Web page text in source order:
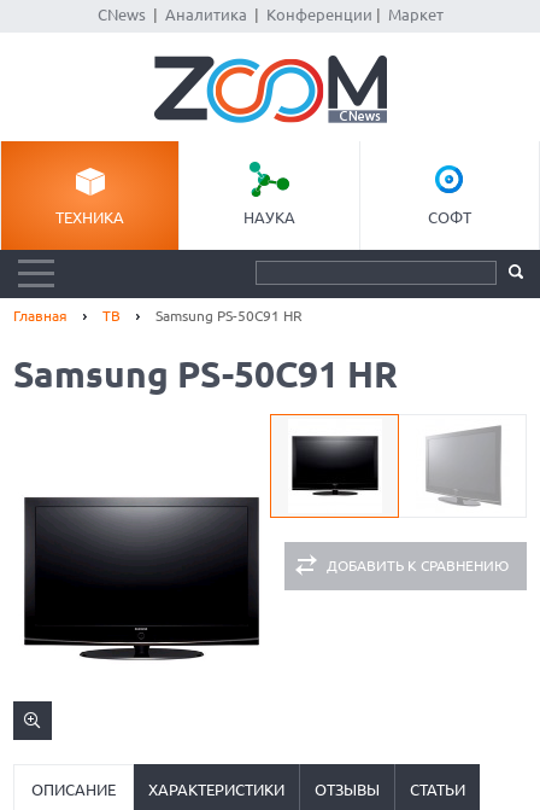
CNews| Аналитика Конференции Маркет
ТЕХНИКА НАУКА СОФТ
Главная ТВ Samsung PS-50C91 HR
Samsung PS-50C91 HR
ДОБАВИТЬ К СРАВНЕНИЮ
ОПИСАНИЕ ХАРАКТЕРИСТИКИ ОТЗЫВЫ СТАТЬИ